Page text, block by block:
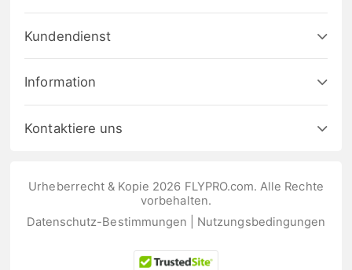
Kundendienst
Information
Kontaktiere uns
Urheberrecht & Kopie 2026 FLYPRO.com. Alle Rechte
vorbehalten.
Datenschutz-Bestimmungen
Nutzungsbedingungen